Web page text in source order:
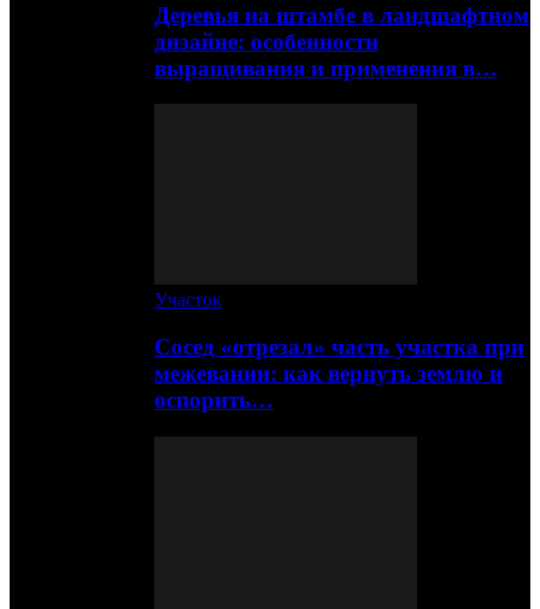
Деревья на штамбе в ландшафтном
дизайне: особенности
выращивания и применения в…
Участок
Сосед «отрезал» часть участка при
межевании: как вернуть землю и
оспорить…